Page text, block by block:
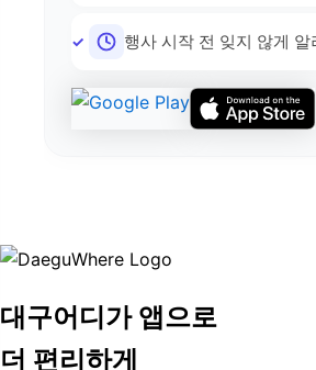
행사 시작 전 잊지 않게 알
대구어디가 앱으로
더 편리하게